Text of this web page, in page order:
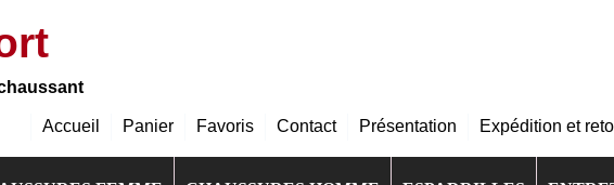
Accueil Panier Favoris Contact Présentation Expédition et